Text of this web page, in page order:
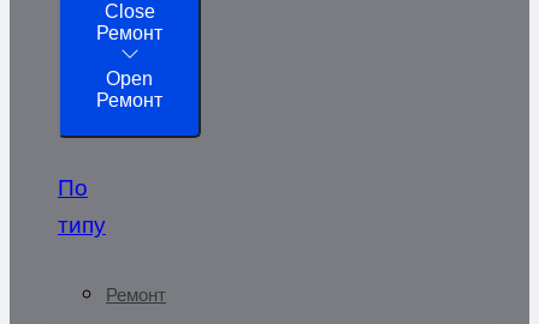
Close
Ремонт
Open
Ремонт
По
типу
Ремонт